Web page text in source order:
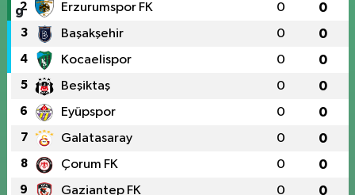
2 Erzurumspor FK 0 0
3 Başakşehir 0 0
4 Kocaelispor 0 0
5 Beşiktaş 0 0
6 Eyüpspor 0 0
7 Galatasaray 0 0
8 Çorum FK 0 0
9 Gaziantep FK 0 0